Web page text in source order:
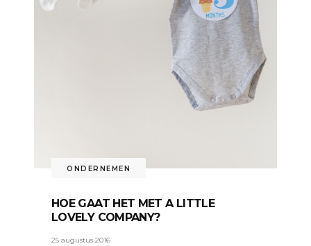
ONDERNEMEN
HOE GAAT HET MET A LITTLE
LOVELY COMPANY?
25 augustus 2016